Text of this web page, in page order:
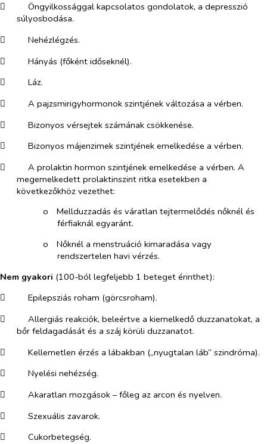
​
Öngyilkossággal kapcsolatos gondolatok, a depresszió
súlyosbodása.
​
Nehézlégzés.
​
Hányás (főként időseknél).
​
Láz.
​
A pajzsmirigyhormonok szintjének változása a vérben.
​
Bizonyos vérsejtek számának csökkenése.
​
Bizonyos májenzimek szintjének emelkedése a vérben.
​
A prolaktin hormon szintjének emelkedése a vérben. A
megemelkedett prolaktinszint ritka esetekben a
következőkhöz vezethet:
o​
Mellduzzadás és váratlan tejtermelődés nőknél és
férfiaknál egyaránt.
o​
Nőknél a menstruáció kimaradása vagy
rendszertelen havi vérzés.
Nem gyakori (100-ból legfeljebb 1 beteget érinthet):
​
Epilepsziás roham (görcsroham).
​
Allergiás reakciók, beleértve a kiemelkedő duzzanatokat, a
bőr feldagadását és a száj körüli duzzanatot.
​
Kellemetlen érzés a lábakban („nyugtalan láb” szindróma).
​
Nyelési nehézség.
​
Akaratlan mozgások – főleg az arcon és nyelven.
​
Szexuális zavarok.
​
Cukorbetegség.